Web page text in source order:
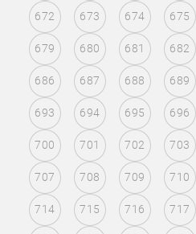
672 673 674 675
679 680 681 682
686 687 688 689
693 694 695 696
700 701 702 703
707 708 709 710
714 715 716 717